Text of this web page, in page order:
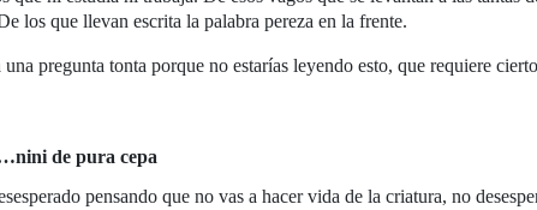
los que llevan escrita la palabra pereza en la frente.
pregunta tonta porque no estarías leyendo esto, que requiere
de pura cepa
pensando que no vas a hacer vida de la criatura, no